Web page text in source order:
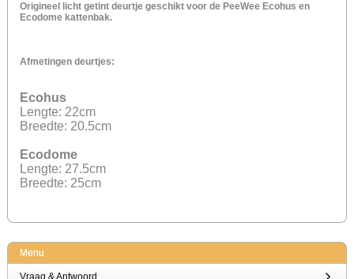
Origineel licht getint deurtje geschikt voor de PeeWee Ecohus en
Ecodome kattenbak.
Afmetingen deurtjes:
Ecohus
Lengte: 22cm
Breedte: 20.5cm
Ecodome
Lengte: 27.5cm
Breedte: 25cm
Menu
Vraag & Antwoord